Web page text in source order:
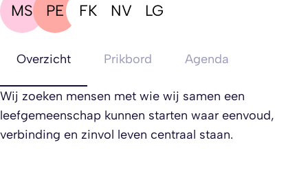
MS PE FK NV LG
Overzicht Prikbord Agenda
Wij zoeken mensen met wie wij samen een
leefgemeenschap kunnen starten waar eenvoud,
verbinding en zinvol leven centraal staan.